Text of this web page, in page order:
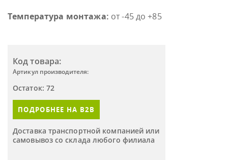
Температура монтажа: от -45 до +85
Код товара:
Артикул производителя:
Остаток: 72
ПОДРОБНЕЕ НА B2B
Доставка транспортной компанией или
самовывоз со склада любого филиала